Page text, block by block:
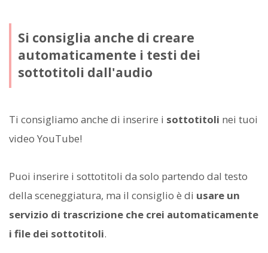
Si consiglia anche di creare
automaticamente i testi dei
sottotitoli dall'audio
Ti consigliamo anche di inserire i sottotitoli nei tuoi
video YouTube!
Puoi inserire i sottotitoli da solo partendo dal testo
della sceneggiatura, ma il consiglio è di usare un
servizio di trascrizione che crei automaticamente
i file dei sottotitoli.